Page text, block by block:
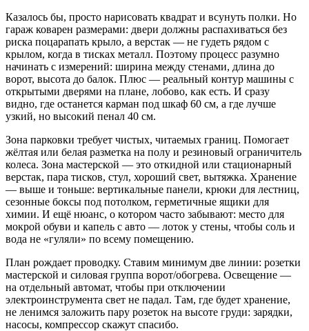
Казалось бы, просто нарисовать квадрат и всунуть полки. Но
гараж коварен размерами: двери должны распахиваться без
риска поцарапать крыло, а верстак — не гудеть рядом с
крылом, когда в тисках металл. Поэтому процесс разумно
начинать с измерений: ширина между стенами, длина до
ворот, высота до балок. Плюс — реальный контур машины с
открытыми дверями на плане, лобово, как есть. И сразу
видно, где останется карман под шкаф 60 см, а где лучше
узкий, но высокий пенал 40 см.
Зона парковки требует чистых, читаемых границ. Помогает
жёлтая или белая разметка на полу и резиновый ограничитель
колеса. Зона мастерской — это откидной или стационарный
верстак, пара тисков, стул, хороший свет, вытяжка. Хранение
— выше и тоньше: вертикальные панели, крюки для лестниц,
сезонные боксы под потолком, герметичные ящики для
химии. И ещё нюанс, о котором часто забывают: место для
мокрой обуви и капель с авто — лоток у стены, чтобы соль и
вода не «гуляли» по всему помещению.
План рождает проводку. Ставим минимум две линии: розетки
мастерской и силовая группа ворот/обогрева. Освещение —
на отдельный автомат, чтобы при отключении
электроинструмента свет не падал. Там, где будет хранение,
не ленимся заложить пару розеток на высоте груди: зарядки,
насосы, компрессор скажут спасибо.